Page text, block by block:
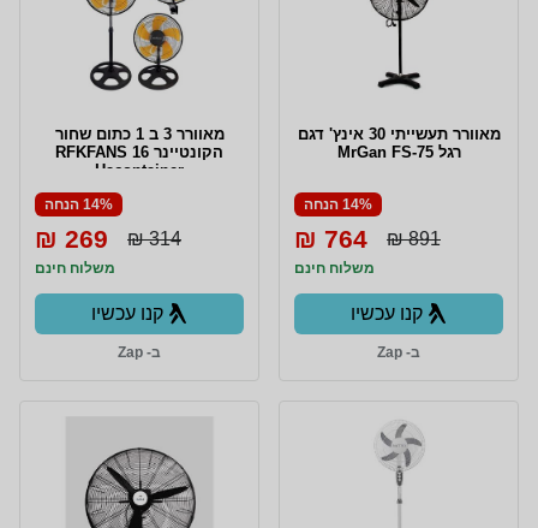
מאוורר תעשייתי 30 אינץ' דגם
רגל MrGan FS-75
14% הנחה
891 ₪
764 ₪
משלוח חינם
קנו עכשיו
ב- Zap
מאוורר 3 ב 1 כתום שחור
הקונטיינר RFKFANS 16
Hacontainer
14% הנחה
314 ₪
269 ₪
משלוח חינם
קנו עכשיו
ב- Zap